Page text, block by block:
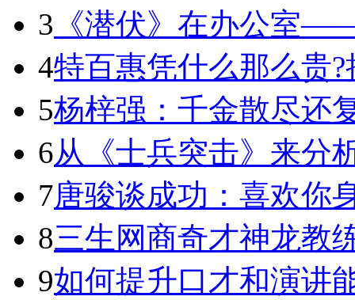
3 《潜伏》在办公室
4特百惠凭什么那么贵
5杨梓强：千金散尽还
6从《士兵突击》来分
7唐骏谈成功：喜欢你
8三生网商奇才神龙教
9如何提升口才和演讲